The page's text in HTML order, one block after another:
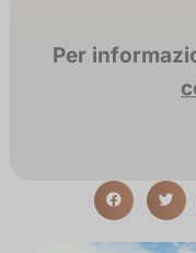
Per